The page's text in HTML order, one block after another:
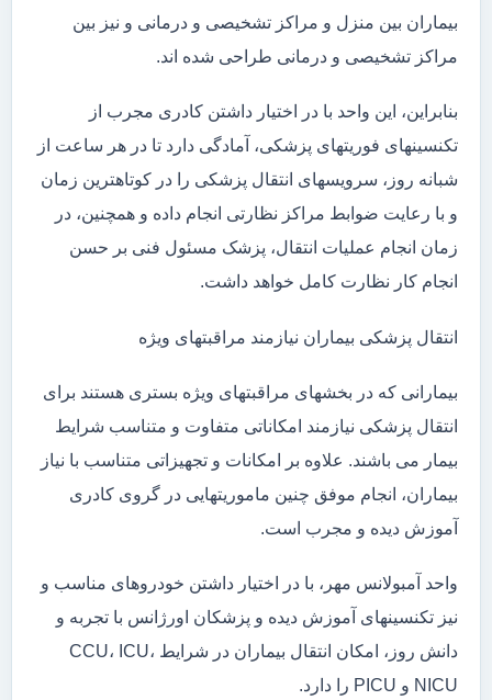
بیماران بین منزل و مراکز تشخیصی و درمانی و نیز بین
مراکز تشخیصی و درمانی طراحی شده اند.
بنابراین، این واحد با در اختیار داشتن کادری مجرب از
تکنسینهای فوریتهای پزشکی، آمادگی دارد تا در هر ساعت از
شبانه روز، سرویسهای انتقال پزشکی را در کوتاهترین زمان
و با رعایت ضوابط مراکز نظارتی انجام داده و همچنین، در
زمان انجام عملیات انتقال، پزشک مسئول فنی بر حسن
انجام کار نظارت کامل خواهد داشت.
انتقال پزشکی بیماران نیازمند مراقبتهای ویژه
بیمارانی که در بخشهای مراقبتهای ویژه بستری هستند برای
انتقال پزشکی نیازمند امکاناتی متفاوت و متناسب شرایط
بیمار می باشند. علاوه بر امکانات و تجهیزاتی متناسب با نیاز
بیماران، انجام موفق چنین ماموریتهایی در گروی کادری
آموزش دیده و مجرب است.
واحد آمبولانس مهر، با در اختیار داشتن خودروهای مناسب و
نیز تکنسینهای آموزش دیده و پزشکان اورژانس با تجربه و
دانش روز، امکان انتقال بیماران در شرایط CCU، ICU،
NICU و PICU را دارد.